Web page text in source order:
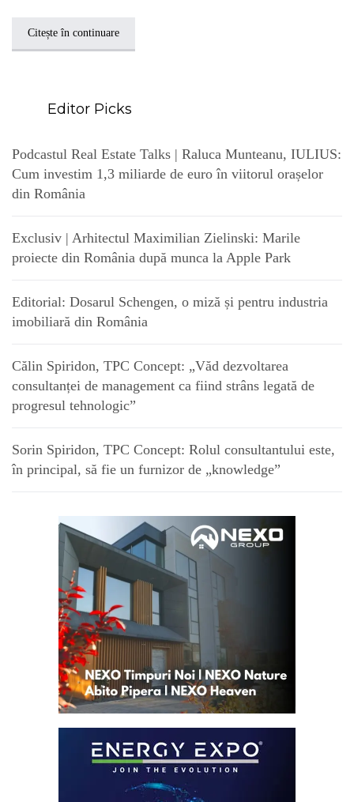
Citește în continuare
Editor Picks
Podcastul Real Estate Talks | Raluca Munteanu, IULIUS:
Cum investim 1,3 miliarde de euro în viitorul orașelor
din România
Exclusiv | Arhitectul Maximilian Zielinski: Marile
proiecte din România după munca la Apple Park
Editorial: Dosarul Schengen, o miză și pentru industria
imobiliară din România
Călin Spiridon, TPC Concept: „Văd dezvoltarea
consultanței de management ca fiind strâns legată de
progresul tehnologic”
Sorin Spiridon, TPC Concept: Rolul consultantului este,
în principal, să fie un furnizor de „knowledge”